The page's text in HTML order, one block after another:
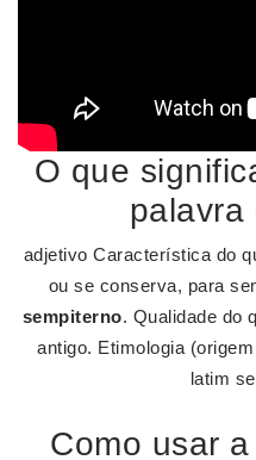
O que
palavra
adjetivo Característica do
ou se conserva, para
sempiterno. Qualidade do
antigo. Etimologia
latim
Como usar